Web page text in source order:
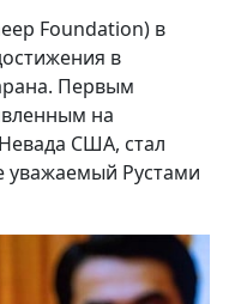
Foundation) в
в
Первым
на
США, стал
уважаемый Рустами